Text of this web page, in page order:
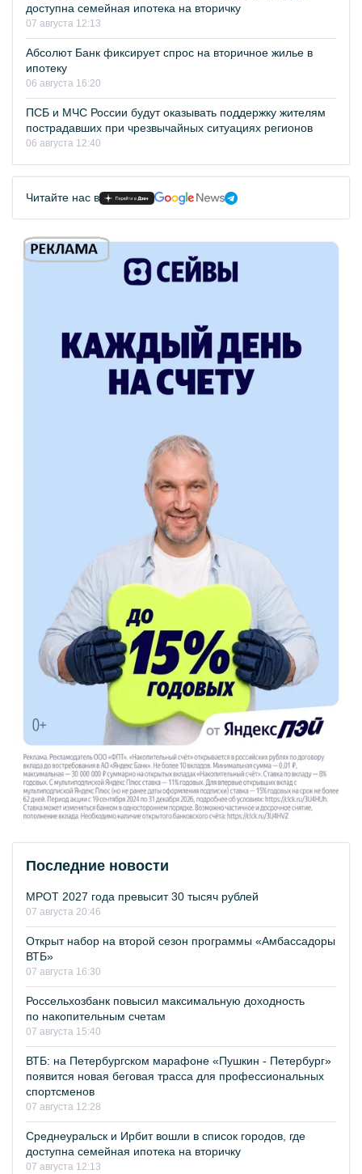
доступна семейная ипотека на вторичку
07 августа 12:13
Абсолют Банк фиксирует спрос на вторичное жилье в
ипотеку
06 августа 16:20
ПСБ и МЧС России будут оказывать поддержку жителям
пострадавших при чрезвычайных ситуациях регионов
06 августа 12:40
Читайте нас в
Последние новости
МРОТ 2027 года превысит 30 тысяч рублей
07 августа 20:46
Открыт набор на второй сезон программы «Амбассадоры
ВТБ»
07 августа 16:30
Россельхозбанк повысил максимальную доходность
по накопительным счетам
07 августа 15:40
ВТБ: на Петербургском марафоне «Пушкин - Петербург»
появится новая беговая трасса для профессиональных
спортсменов
07 августа 12:28
Среднеуральск и Ирбит вошли в список городов, где
доступна семейная ипотека на вторичку
07 августа 12:13